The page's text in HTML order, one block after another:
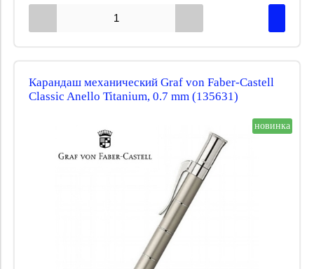
Карандаш механический Graf von Faber-Castell
Classic Anello Titanium, 0.7 mm (135631)
новинка